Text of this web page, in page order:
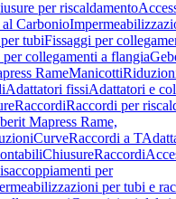
per riscaldamento
Carbonio
tubiFissaggi per
collegamenti a flangia
RameManicotti
Adattatori fissiAdattatori e
RaccordiRaccordi per
Mapress Rame,
CurveRaccordi a T
ChiusureRaccordi
per
per tubi e